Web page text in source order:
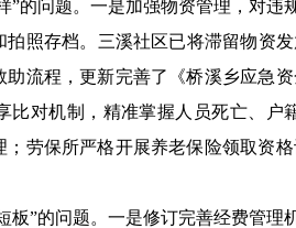
”的问题。一是加强物资管理，对
照存档。三溪社区已将滞留物资
流程，更新完善了《桥溪乡应急
比对机制，精准掌握人员死亡、
劳保所严格开展养老保险领取资
板”的问题。一是修订完善经费管